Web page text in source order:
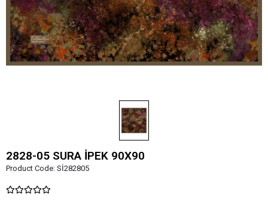
2828-05 SURA İPEK 90X90
Product Code: Sİ282805